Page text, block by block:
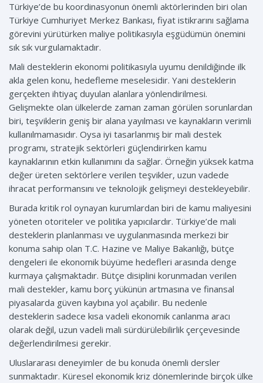
Türkiye’de bu koordinasyonun önemli aktörlerinden biri olan
Türkiye Cumhuriyet Merkez Bankası, fiyat istikrarını sağlama
görevini yürütürken maliye politikasıyla eşgüdümün önemini
sık sık vurgulamaktadır.
Mali desteklerin ekonomi politikasıyla uyumu denildiğinde ilk
akla gelen konu, hedefleme meselesidir. Yani desteklerin
gerçekten ihtiyaç duyulan alanlara yönlendirilmesi.
Gelişmekte olan ülkelerde zaman zaman görülen sorunlardan
biri, teşviklerin geniş bir alana yayılması ve kaynakların verimli
kullanılmamasıdır. Oysa iyi tasarlanmış bir mali destek
programı, stratejik sektörleri güçlendirirken kamu
kaynaklarının etkin kullanımını da sağlar. Örneğin yüksek katma
değer üreten sektörlere verilen teşvikler, uzun vadede
ihracat performansını ve teknolojik gelişmeyi destekleyebilir.
Burada kritik rol oynayan kurumlardan biri de kamu maliyesini
yöneten otoriteler ve politika yapıcılardır. Türkiye’de mali
desteklerin planlanması ve uygulanmasında merkezi bir
konuma sahip olan T.C. Hazine ve Maliye Bakanlığı, bütçe
dengeleri ile ekonomik büyüme hedefleri arasında denge
kurmaya çalışmaktadır. Bütçe disiplini korunmadan verilen
mali destekler, kamu borç yükünün artmasına ve finansal
piyasalarda güven kaybına yol açabilir. Bu nedenle
desteklerin sadece kısa vadeli ekonomik canlanma aracı
olarak değil, uzun vadeli mali sürdürülebilirlik çerçevesinde
değerlendirilmesi gerekir.
Uluslararası deneyimler de bu konuda önemli dersler
sunmaktadır. Küresel ekonomik kriz dönemlerinde birçok ülke